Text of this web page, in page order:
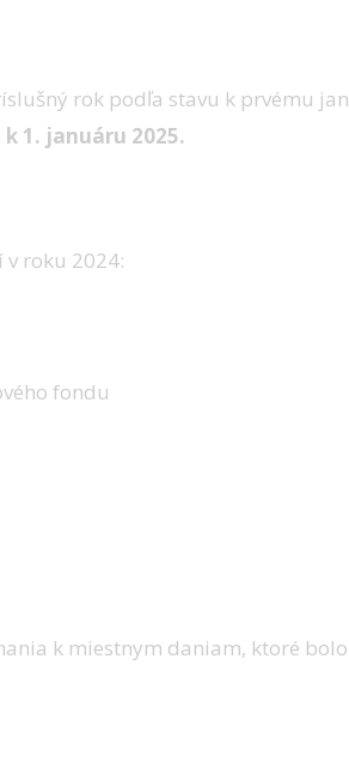
rok podľa stavu k prvému
1. januáru 2025.
roku 2024:
fondu
k miestnym daniam, ktoré